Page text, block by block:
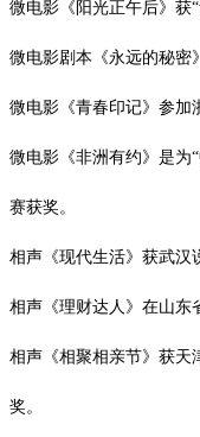
微电影《阳光正午后》获
微电影剧本《永远的秘密
微电影《青春印记》参加
微电影《非洲有约》是为
赛获奖。
相声《现代生活》获武汉
相声《理财达人》在山东
相声《相聚相亲节》获天
奖。